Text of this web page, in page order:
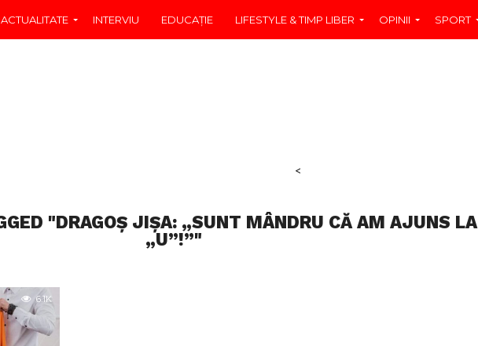
ACTUALITATE INTERVIU EDUCAŢIE LIFESTYLE & TIMP LIBER OPINII SPORT
<
"DRAGOȘ JIȘA: „SUNT MÂNDRU CĂ AM AJUNS LA
„U”!”"
6.1K